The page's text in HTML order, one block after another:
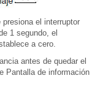
presiona el interruptor
1 segundo, el
a cero.
antes de quedar el
Pantalla de información